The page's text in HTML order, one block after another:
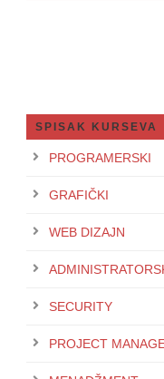
SPISAK KURSEVA
PROGRAMERSKI
GRAFIČKI
WEB DIZAJN
SECURITY
PROJECT